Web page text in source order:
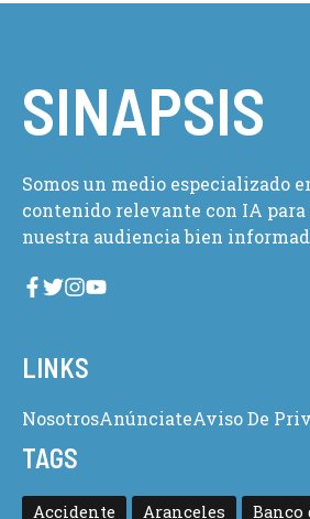
SINAPSIS
Somos un medio especializado
contenido relevante con IA
nuestra audiencia bien
LINKS
NosotrosAnúnciateAviso De
TAGS
Accidente Aranceles Banco